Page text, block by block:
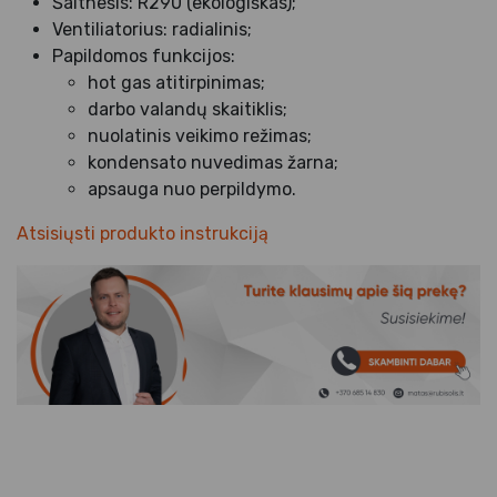
Ventiliatorius: radialinis;
Papildomos funkcijos:
hot gas atitirpinimas;
darbo valandų skaitiklis;
nuolatinis veikimo režimas;
kondensato nuvedimas žarna;
apsauga nuo perpildymo.
Atsisiųsti produkto instrukciją